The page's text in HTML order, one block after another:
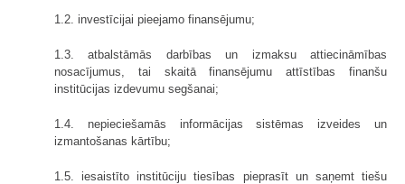
1.2. investīcijai pieejamo finansējumu;
1.3. atbalstāmās darbības un izmaksu attiecināmības
nosacījumus, tai skaitā finansējumu attīstības finanšu
institūcijas izdevumu segšanai;
1.4. nepieciešamās informācijas sistēmas izveides un
izmantošanas kārtību;
1.5. iesaistīto institūciju tiesības pieprasīt un saņemt tiešu